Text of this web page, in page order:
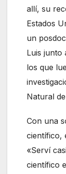
allí, su
Estados
un
Luis junto
los que
Natural
Con una
científico,
«Serví
científico